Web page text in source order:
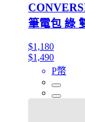
筆電包 綠
$1,180
$1,490
P幣